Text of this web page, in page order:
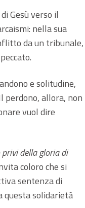
Gesù verso il
nella sua
da un tribunale,
e solitudine,
perdono, allora, non
vuol dire
della gloria di
coloro che si
sentenza di
questa solidarietà